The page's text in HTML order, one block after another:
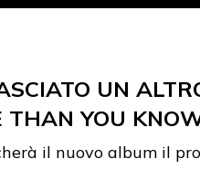
UN
THAN YOU
il nuovo album il